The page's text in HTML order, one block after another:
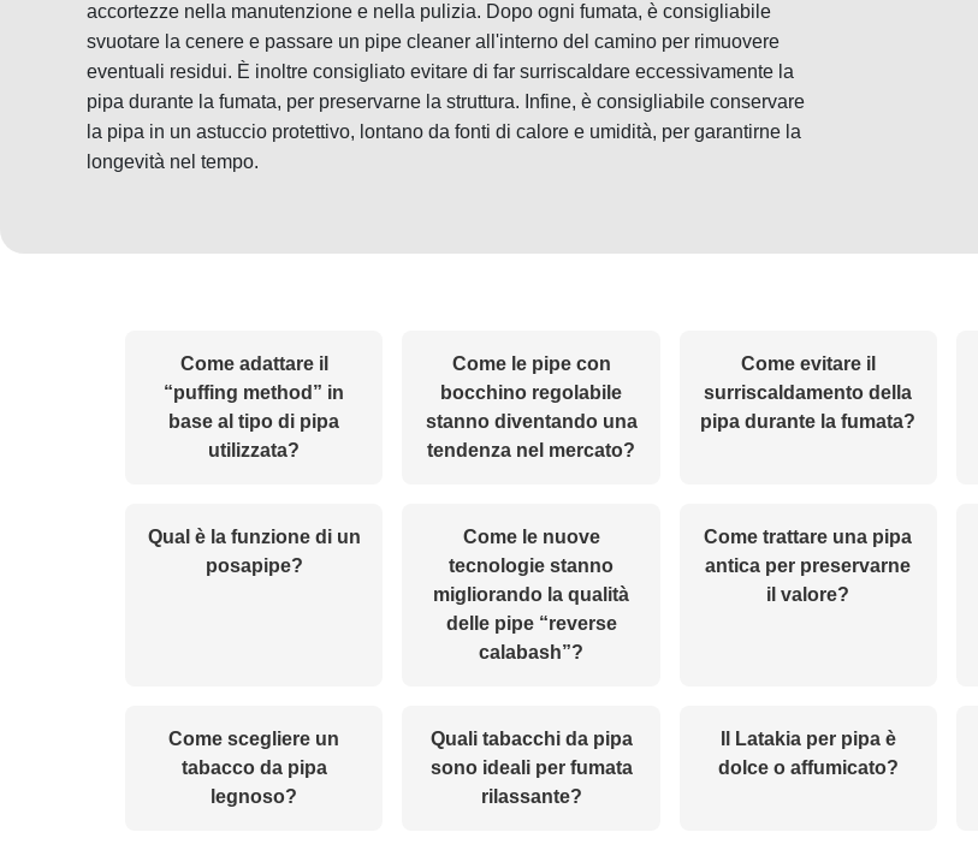
accortezze nella manutenzione e nella pulizia. Dopo ogni fumata, è consigliabile
svuotare la cenere e passare un pipe cleaner all'interno del camino per rimuovere
eventuali residui. È inoltre consigliato evitare di far surriscaldare eccessivamente la
pipa durante la fumata, per preservarne la struttura. Infine, è consigliabile conservare
la pipa in un astuccio protettivo, lontano da fonti di calore e umidità, per garantirne la
longevità nel tempo.
Come adattare il
“puffing method” in
base al tipo di pipa
utilizzata?
Come le pipe con
bocchino regolabile
stanno diventando una
tendenza nel mercato?
Come evitare il
surriscaldamento della
pipa durante la fumata?
Qual è la funzione di un
posapipe?
Come le nuove
tecnologie stanno
migliorando la qualità
delle pipe “reverse
calabash”?
Come trattare una pipa
antica per preservarne
il valore?
Come scegliere un
tabacco da pipa
legnoso?
Quali tabacchi da pipa
sono ideali per fumata
rilassante?
Il Latakia per pipa è
dolce o affumicato?